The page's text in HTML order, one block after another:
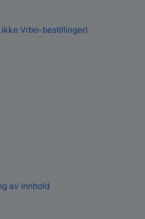
Vrbo-bestillinger)
av innhold